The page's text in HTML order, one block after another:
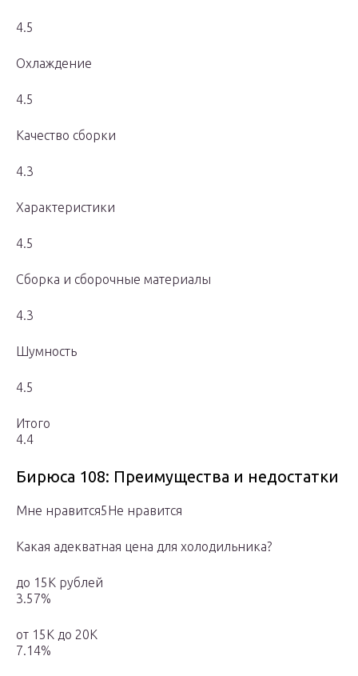
4.5
Охлаждение
4.5
Качество сборки
4.3
Характеристики
4.5
Сборка и сборочные материалы
4.3
Шумность
4.5
Итого
4.4
Бирюса 108: Преимущества и недостатки
Мне нравится5Не нравится
Какая адекватная цена для холодильника?
до 15К рублей
3.57%
от 15К до 20К
7.14%